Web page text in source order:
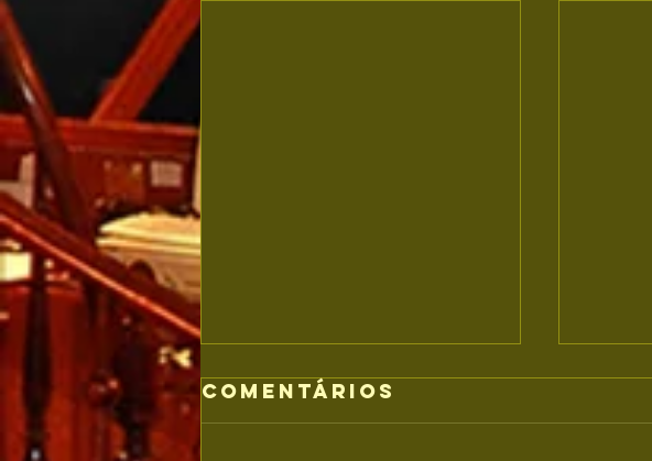
Comentários